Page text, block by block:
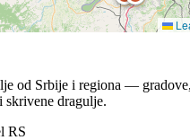
od Srbije i regiona —
skrivene dragulje.
RS